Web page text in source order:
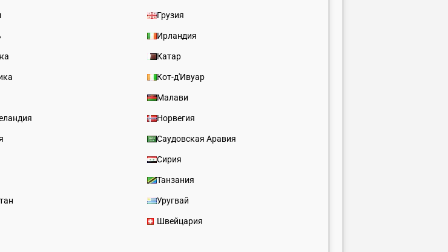
Грузия
Ирландия
Катар
Кот-д'Ивуар
Малави
Норвегия
Саудовская Аравия
Сирия
Танзания
Уругвай
Швейцария